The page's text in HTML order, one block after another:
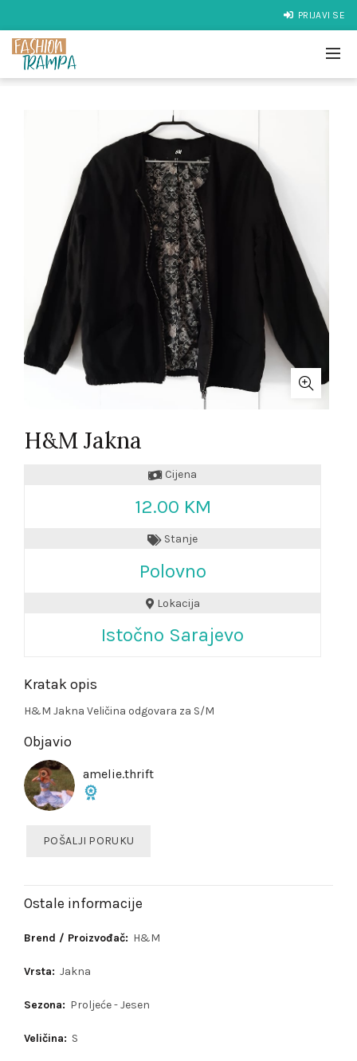
PRIJAVI SE
H&M Jakna
Cijena
12.00 KM
Stanje
Polovno
Lokacija
Istočno Sarajevo
Kratak opis
H&M Jakna Veličina odgovara za S/M
Objavio
amelie.thrift
POŠALJI PORUKU
Ostale informacije
Brend / Proizvođač: H&M
Vrsta: Jakna
Sezona: Proljeće - Jesen
Veličina: S